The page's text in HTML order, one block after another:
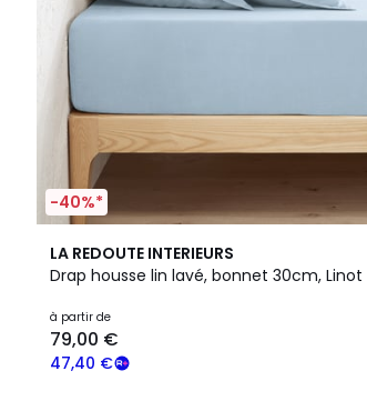
-40%*
LA REDOUTE INTERIEURS
Drap housse lin lavé, bonnet 30cm, Linot
à partir de
47,40 €
79,00 €
4,2
/ 5
21
Couleurs